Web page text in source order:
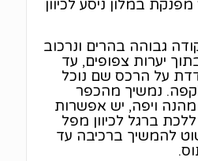
במלון ניסע לכיוון
גבוהה בהרים ונרכוב
יערות צפופים, עד
על הרכס שם נוכל
נמשיך מהכפר
ויפה, יש אפשרות
ברגל לכיוון מפל
להמשיך ברכיבה עד